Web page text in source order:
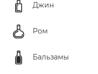
Джин
Ром
Бальзамы